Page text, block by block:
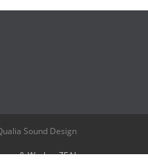
Sound Design
& Works ZEAL